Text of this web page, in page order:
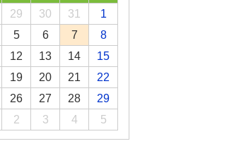
29 30 31
1
5 6 7
8
12 13 14
15
19 20 21
22
26 27 28
29
2 3 4 5